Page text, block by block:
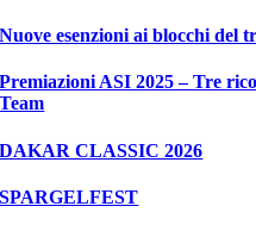
Nuove esenzioni ai blocchi del
Premiazioni ASI 2025 – Tre
Team
DAKAR CLASSIC 2026
SPARGELFEST